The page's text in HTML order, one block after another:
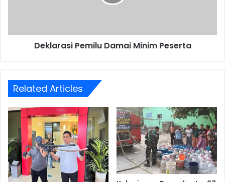
Deklarasi Pemilu Damai Minim Peserta
Related Articles